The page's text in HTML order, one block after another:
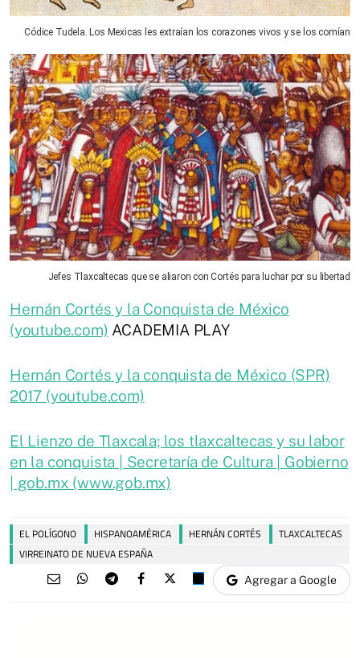
Códice Tudela. Los Mexicas les extraían los corazones vivos y se los comían
Jefes Tlaxcaltecas que se aliaron con Cortés para luchar por su libertad
Hernán Cortés y la Conquista de México
(youtube.com) ACADEMIA PLAY
Hernán Cortés y la conquista de México (SPR)
2017 (youtube.com)
El Lienzo de Tlaxcala; los tlaxcaltecas y su labor
en la conquista | Secretaría de Cultura | Gobierno
| gob.mx (www.gob.mx)
EL POLÍGONO HISPANOAMÉRICA HERNÁN CORTÉS
TLAXCALTECAS
VIRREINATO DE NUEVA ESPAÑA
Agregar a Google